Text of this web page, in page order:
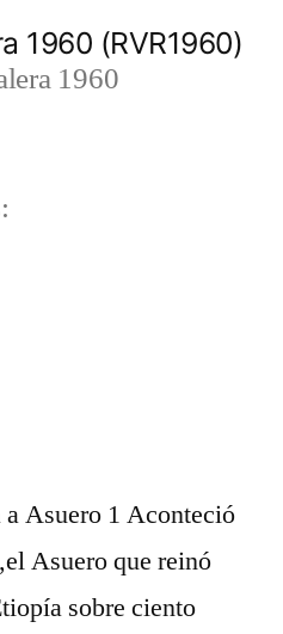
1960 (RVR1960)
1960
Asuero 1 Aconteció
Asuero que reinó
sobre ciento